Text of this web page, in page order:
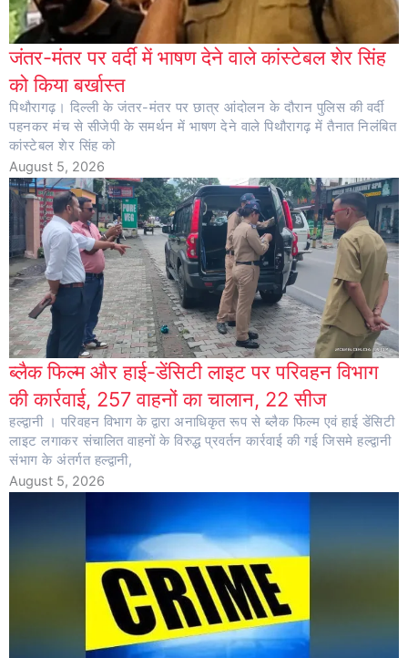
जंतर-मंतर पर वर्दी में भाषण देने वाले कांस्टेबल शेर सिंह
को किया बर्खास्त
पिथौरागढ़। दिल्ली के जंतर-मंतर पर छात्र आंदोलन के दौरान पुलिस की वर्दी
पहनकर मंच से सीजेपी के समर्थन में भाषण देने वाले पिथौरागढ़ में तैनात निलंबित
कांस्टेबल शेर सिंह को
August 5, 2026
ब्लैक फिल्म और हाई-डेंसिटी लाइट पर परिवहन विभाग
की कार्रवाई, 257 वाहनों का चालान, 22 सीज
हल्द्वानी । परिवहन विभाग के द्वारा अनाधिकृत रूप से ब्लैक फिल्म एवं हाई डेंसिटी
लाइट लगाकर संचालित वाहनों के विरुद्ध प्रवर्तन कार्रवाई की गई जिसमे हल्द्वानी
संभाग के अंतर्गत हल्द्वानी,
August 5, 2026